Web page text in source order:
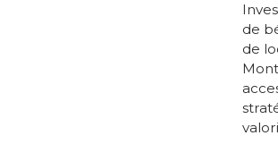
de
de